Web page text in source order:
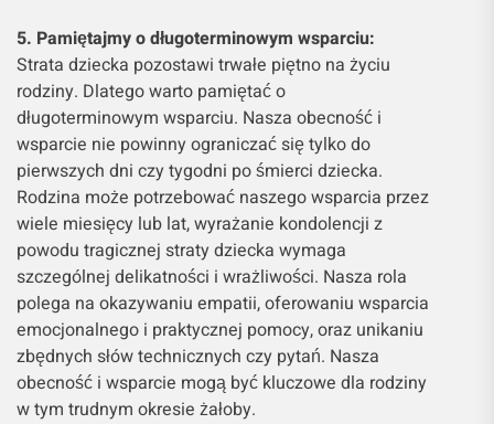
5. Pamiętajmy o długoterminowym wsparciu:
Strata dziecka pozostawi trwałe piętno na życiu
rodziny. Dlatego warto pamiętać o
długoterminowym wsparciu. Nasza obecność i
wsparcie nie powinny ograniczać się tylko do
pierwszych dni czy tygodni po śmierci dziecka.
Rodzina może potrzebować naszego wsparcia przez
wiele miesięcy lub lat, wyrażanie kondolencji z
powodu tragicznej straty dziecka wymaga
szczególnej delikatności i wrażliwości. Nasza rola
polega na okazywaniu empatii, oferowaniu wsparcia
emocjonalnego i praktycznej pomocy, oraz unikaniu
zbędnych słów technicznych czy pytań. Nasza
obecność i wsparcie mogą być kluczowe dla rodziny
w tym trudnym okresie żałoby.